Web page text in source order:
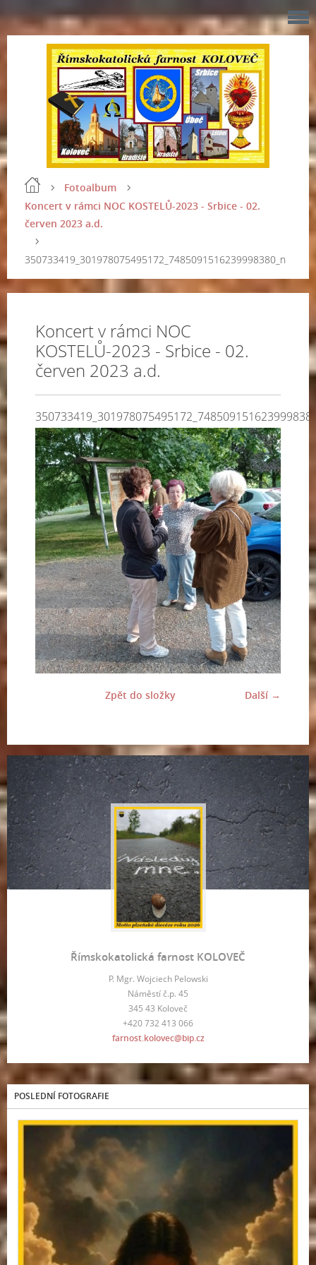
Fotoalbum
Koncert v rámci NOC KOSTELŮ-2023 - Srbice - 02.
červen 2023 a.d.
350733419_301978075495172_7485091516239998380_n
Koncert v rámci NOC
KOSTELŮ-2023 - Srbice - 02.
červen 2023 a.d.
Další →
Zpět do složky
Římskokatolická farnost KOLOVEČ
P. Mgr. Wojciech Pelowski
Náměstí č.p. 45
345 43 Koloveč
+420 732 413 066
farnost.kolovec@bip.cz
POSLEDNÍ FOTOGRAFIE